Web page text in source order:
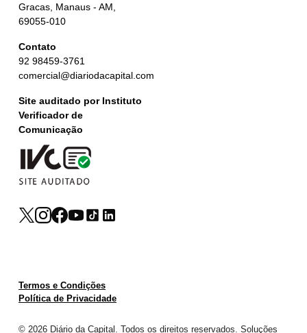
Gracas, Manaus - AM,
69055-010
Contato
92 98459-3761
comercial@diariodacapital.com
Site auditado por Instituto
Verificador de
Comunicação
© 2026 Diário da Capital. Todos os direitos reservados. Soluções
Termos e Condições
Política de Privacidade